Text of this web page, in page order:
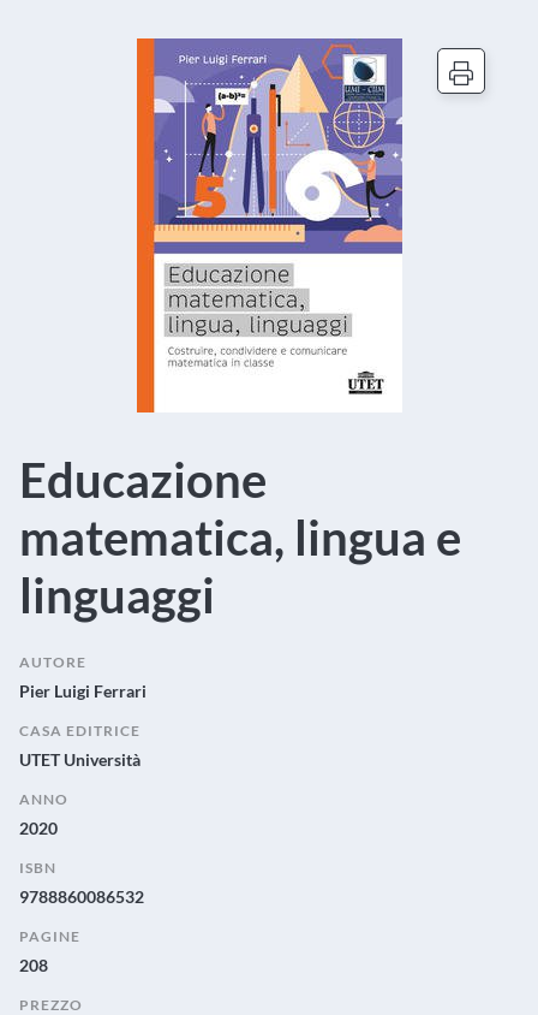
Educazione
matematica, lingua e
linguaggi
AUTORE
Pier Luigi Ferrari
CASA EDITRICE
UTET Università
ANNO
2020
ISBN
9788860086532
PAGINE
208
PREZZO